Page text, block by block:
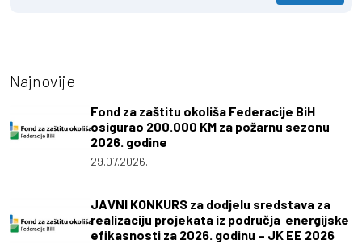
Najnovije
Fond za zaštitu okoliša Federacije BiH
osigurao 200.000 KM za požarnu sezonu
2026. godine
29.07.2026.
JAVNI KONKURS za dodjelu sredstava za
realizaciju projekata iz područja energijske
efikasnosti za 2026. godinu – JK EE 2026